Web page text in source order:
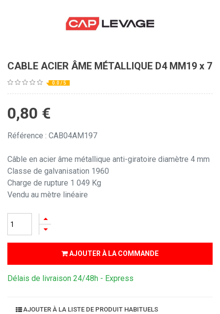
CABLE ACIER ÂME MÉTALLIQUE D4 MM19 x 7
0.0 / 5
0,80 €
Référence : CAB04AM197
Câble en acier âme métallique anti-giratoire diamètre 4 mm
Classe de galvanisation 1960
Charge de rupture 1 049 Kg
Vendu au mètre linéaire
AJOUTER À LA COMMANDE
Délais de livraison 24/48h - Express
AJOUTER À LA LISTE DE PRODUIT HABITUELS